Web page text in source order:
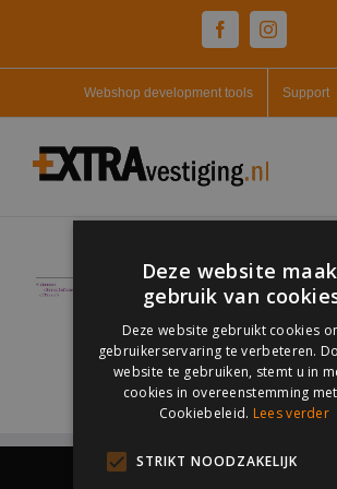
FacebookInstagram
Webshop development tools Support
Deze website
gebruik van
Deze website gebruikt cookies
gebruikerservaring te verbeteren.
website te gebruiken, stemt u in
cookies in overeenstemming
Cookiebeleid. Lees verder
STRIKT NOODZAKELIJK